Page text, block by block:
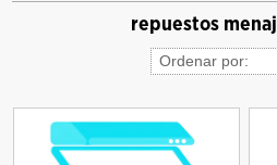
repuestos